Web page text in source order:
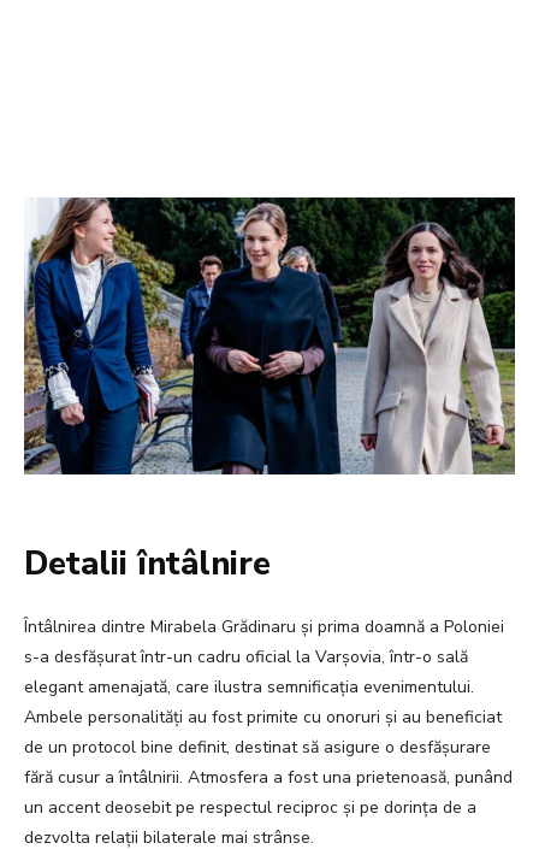
Detalii întâlnire
Întâlnirea dintre Mirabela Grădinaru și prima doamnă a Poloniei
s-a desfășurat într-un cadru oficial la Varșovia, într-o sală
elegant amenajată, care ilustra semnificația evenimentului.
Ambele personalități au fost primite cu onoruri și au beneficiat
de un protocol bine definit, destinat să asigure o desfășurare
fără cusur a întâlnirii. Atmosfera a fost una prietenoasă, punând
un accent deosebit pe respectul reciproc și pe dorința de a
dezvolta relații bilaterale mai strânse.